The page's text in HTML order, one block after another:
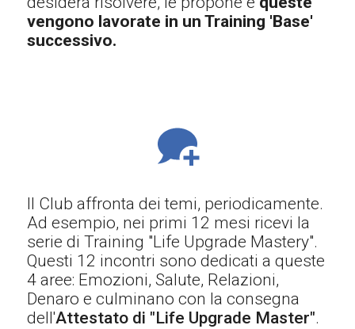
vengono lavorate in un Training 'Base'
successivo.
Il Club affronta dei temi, periodicamente.
Ad esempio, nei primi 12 mesi ricevi la
serie di Training "Life Upgrade Mastery".
Questi 12 incontri sono dedicati a queste
4 aree: Emozioni, Salute, Relazioni,
Denaro e culminano con la consegna
dell'Attestato di "Life Upgrade Master".